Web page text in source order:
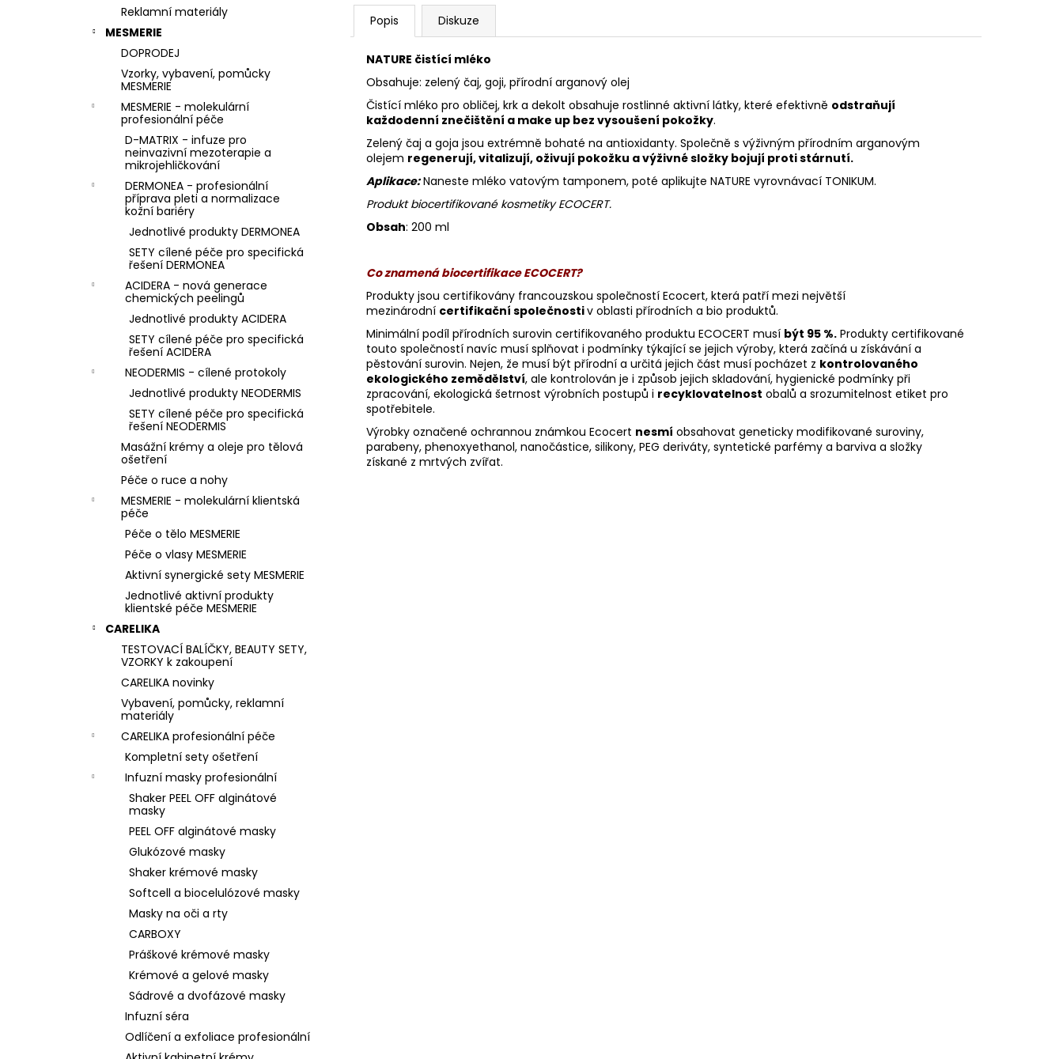
Reklamní materiály
MESMERIE
DOPRODEJ
Vzorky, vybavení, pomůcky
MESMERIE
MESMERIE - molekulární
profesionální péče
D-MATRIX - infuze pro
neinvazivní mezoterapie a
mikrojehličkování
DERMONEA - profesionální
příprava pleti a normalizace
kožní bariéry
Jednotlivé produkty DERMONEA
SETY cílené péče pro specifická
řešení DERMONEA
ACIDERA - nová generace
chemických peelingů
Jednotlivé produkty ACIDERA
SETY cílené péče pro specifická
řešení ACIDERA
NEODERMIS - cílené protokoly
Jednotlivé produkty NEODERMIS
SETY cílené péče pro specifická
řešení NEODERMIS
Masážní krémy a oleje pro tělová
ošetření
Péče o ruce a nohy
MESMERIE - molekulární klientská
péče
Péče o tělo MESMERIE
Péče o vlasy MESMERIE
Aktivní synergické sety MESMERIE
Jednotlivé aktivní produkty
klientské péče MESMERIE
CARELIKA
TESTOVACÍ BALÍČKY, BEAUTY SETY,
VZORKY k zakoupení
CARELIKA novinky
Vybavení, pomůcky, reklamní
materiály
CARELIKA profesionální péče
Kompletní sety ošetření
Infuzní masky profesionální
Shaker PEEL OFF alginátové
masky
PEEL OFF alginátové masky
Glukózové masky
Shaker krémové masky
Softcell a biocelulózové masky
Masky na oči a rty
CARBOXY
Práškové krémové masky
Krémové a gelové masky
Sádrové a dvofázové masky
Infuzní séra
Odlíčení a exfoliace profesionální
Popis Diskuze
NATURE čistící mléko
Obsahuje: zelený čaj, goji, přírodní arganový olej
Čistící mléko pro obličej, krk a dekolt obsahuje rostlinné aktivní látky, které efektivně odstraňují
každodenní znečištění a make up bez vysoušení pokožky.
Zelený čaj a goja jsou extrémně bohaté na antioxidanty. Společně s výživným přírodním arganovým
olejem regenerují, vitalizují, oživují pokožku a výživné složky bojují proti stárnutí.
Aplikace:Naneste mléko vatovým tamponem, poté aplikujte NATURE vyrovnávací TONIKUM.
Produkt biocertifikované kosmetiky ECOCERT.
Obsah: 200 ml
Co znamená biocertifikace ECOCERT?
Produkty jsou certifikovány francouzskou společností Ecocert, která patří mezi největší
mezinárodní certifikační společnostiv oblasti přírodních a bio produktů.
Minimální podíl přírodních surovin certifikovaného produktu ECOCERT musí být 95 %. Produkty certifikované
touto společností navíc musí splňovat i podmínky týkající se jejich výroby, která začíná u získávání a
pěstování surovin. Nejen, že musí být přírodní a určitá jejich část musí pocházet z kontrolovaného
ekologického zemědělství, ale kontrolován je i způsob jejich skladování, hygienické podmínky při
zpracování, ekologická šetrnost výrobních postupů i recyklovatelnost obalů a srozumitelnost etiket pro
spotřebitele.
Výrobky označené ochrannou známkou Ecocert nesmí obsahovat geneticky modifikované suroviny,
parabeny, phenoxyethanol, nanočástice, silikony, PEG deriváty, syntetické parfémy a barviva a složky
získané z mrtvých zvířat.